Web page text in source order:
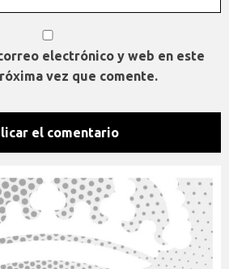
electrónico y web en este
vez que comente.